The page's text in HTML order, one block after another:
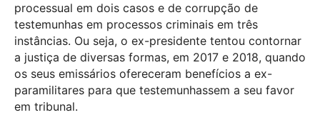
processual em dois casos e de corrupção de
testemunhas em processos criminais em três
instâncias. Ou seja, o ex-presidente tentou contornar
a justiça de diversas formas, em 2017 e 2018, quando
os seus emissários ofereceram benefícios a ex-
paramilitares para que testemunhassem a seu favor
em tribunal.